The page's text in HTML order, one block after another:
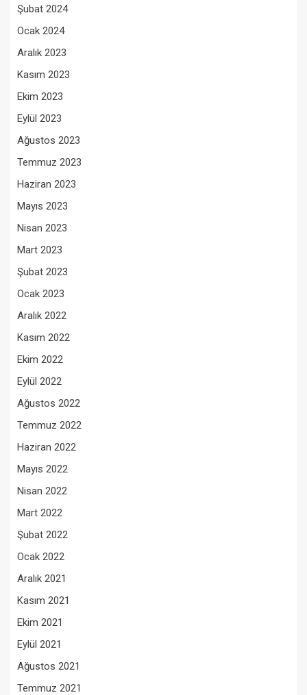
Şubat 2024
Ocak 2024
Aralık 2023
Kasım 2023
Ekim 2023
Eylül 2023
Ağustos 2023
Temmuz 2023
Haziran 2023
Mayıs 2023
Nisan 2023
Mart 2023
Şubat 2023
Ocak 2023
Aralık 2022
Kasım 2022
Ekim 2022
Eylül 2022
Ağustos 2022
Temmuz 2022
Haziran 2022
Mayıs 2022
Nisan 2022
Mart 2022
Şubat 2022
Ocak 2022
Aralık 2021
Kasım 2021
Ekim 2021
Eylül 2021
Ağustos 2021
Temmuz 2021